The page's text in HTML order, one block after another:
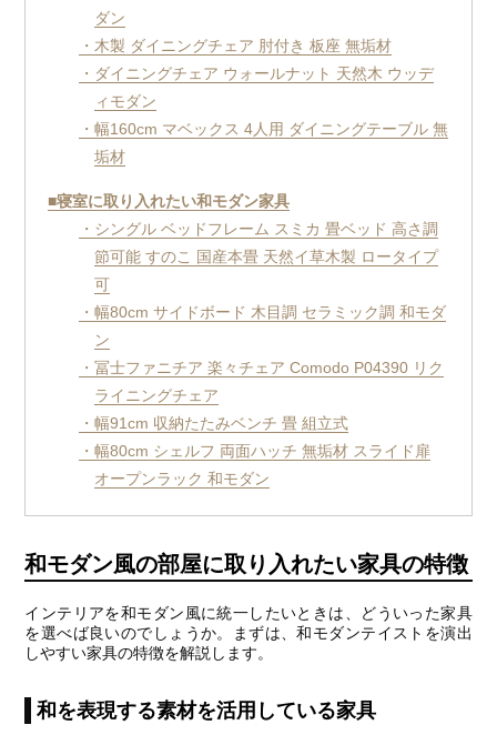
ダン
・木製 ダイニングチェア 肘付き 板座 無垢材
・ダイニングチェア ウォールナット 天然木 ウッデ
ィモダン
・幅160cm マベックス 4人用 ダイニングテーブル 無
垢材
■寝室に取り入れたい和モダン家具
・シングル ベッドフレーム スミカ 畳ベッド 高さ調
節可能 すのこ 国産本畳 天然イ草木製 ロータイプ
可
・幅80cm サイドボード 木目調 セラミック調 和モダ
ン
・冨士ファニチア 楽々チェア Comodo P04390 リク
ライニングチェア
・幅91cm 収納たたみベンチ 畳 組立式
・幅80cm シェルフ 両面ハッチ 無垢材 スライド扉
オープンラック 和モダン
和モダン風の部屋に取り入れたい家具の特徴
インテリアを和モダン風に統一したいときは、どういった家具
を選べば良いのでしょうか。まずは、和モダンテイストを演出
しやすい家具の特徴を解説します。
和を表現する素材を活用している家具